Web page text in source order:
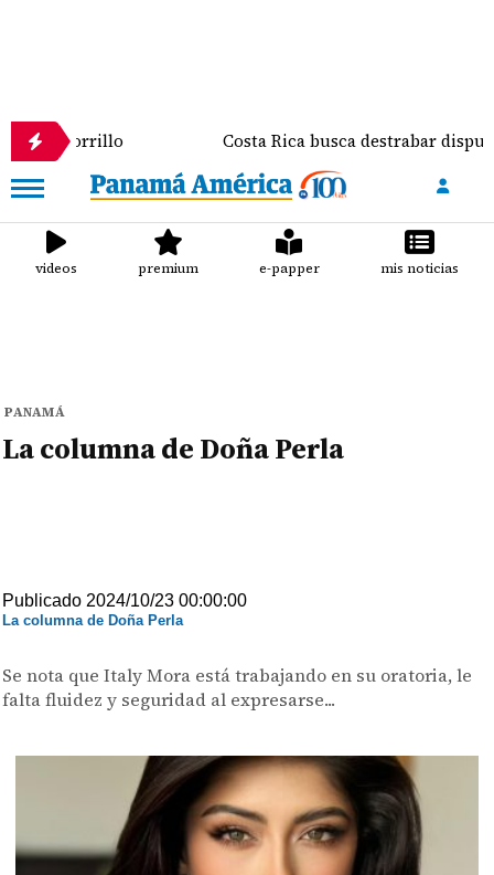
El Chorrillo Costa Rica busca destrabar
videos premium e-papper mis noticias
PANAMÁ
La columna de Doña Perla
Publicado 2024/10/23 00:00:00
La columna de Doña Perla
Se nota que Italy Mora está trabajando en su oratoria, le
falta fluidez y seguridad al expresarse...